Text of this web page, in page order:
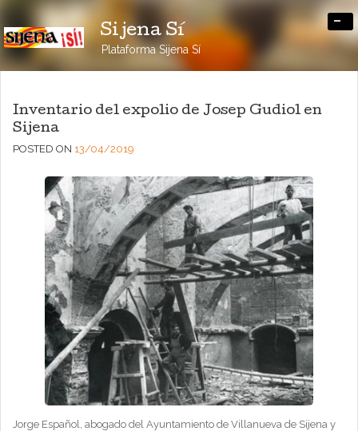
Sijena Sí
Plataforma Sijena Sí
-
Inventario del expolio de Josep Gudiol en
Sijena
POSTED ON 13/04/2019
Jorge Español, abogado del Ayuntamiento de Villanueva de Sijena y